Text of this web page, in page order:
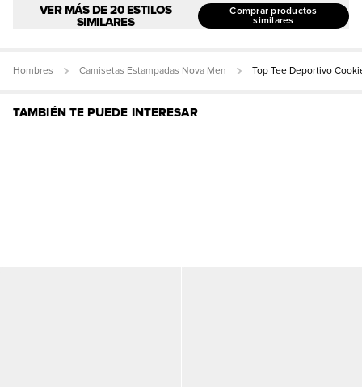
VER MÁS DE 20 ESTILOS
SIMILARES
Comprar productos
similares
Hombres Camisetas Estampadas Nova Men Top Tee Deportivo
TAMBIÉN TE PUEDE INTERESAR